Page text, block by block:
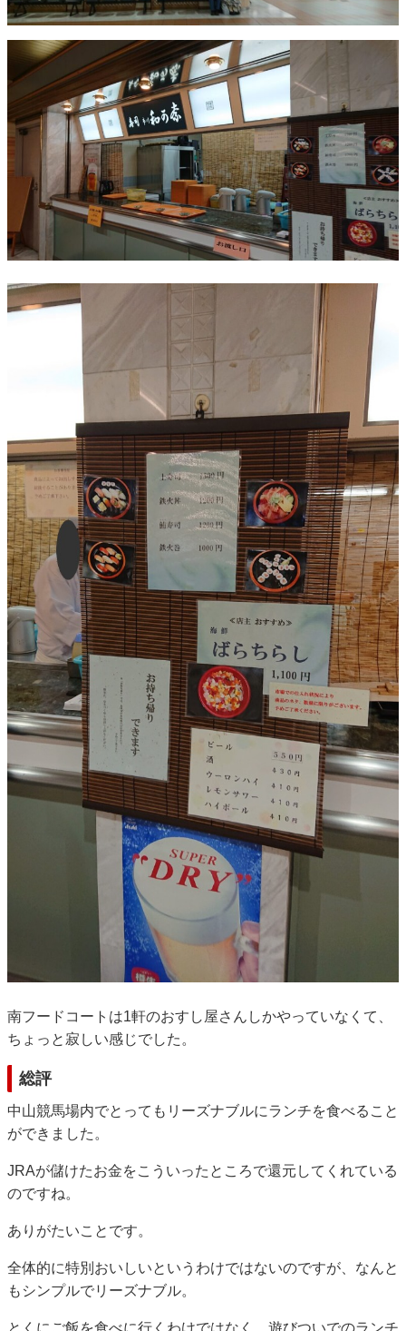
南フードコートは1軒のおすし屋さんしかやっていなくて、
ちょっと寂しい感じでした。
総評
中山競馬場内でとってもリーズナブルにランチを食べること
ができました。
JRAが儲けたお金をこういったところで還元してくれている
のですね。
ありがたいことです。
全体的に特別おいしいというわけではないのですが、なんと
もシンプルでリーズナブル。